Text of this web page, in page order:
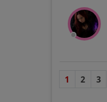
1 2 3